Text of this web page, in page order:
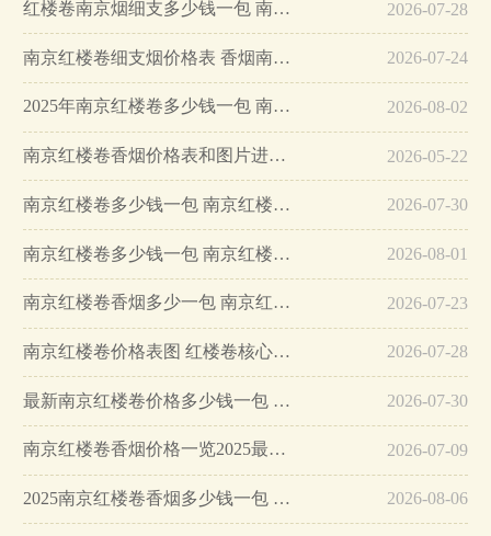
红楼卷南京烟细支多少钱一包 南京细支红楼卷价格表和图片… 2026-07-28
南京红楼卷细支烟价格表 香烟南京红楼卷细支价格… 2026-07-24
2025年南京红楼卷多少钱一包 南京香烟红楼卷价格表和图片… 2026-08-02
南京红楼卷香烟价格表和图片进价查询… 2026-05-22
南京红楼卷多少钱一包 南京红楼卷香烟价格表和图片… 2026-07-30
南京红楼卷多少钱一包 南京红楼卷香烟价格表和图片… 2026-08-01
南京红楼卷香烟多少一包 南京红楼卷香烟价格表图查询… 2026-07-23
南京红楼卷价格表图 红楼卷核心参数介绍… 2026-07-28
最新南京红楼卷价格多少钱一包 南京红楼卷图片价格一览… 2026-07-30
南京红楼卷香烟价格一览2025最新… 2026-07-09
2025南京红楼卷香烟多少钱一包 2025南京红楼卷香烟价格及价目表… 2026-08-06